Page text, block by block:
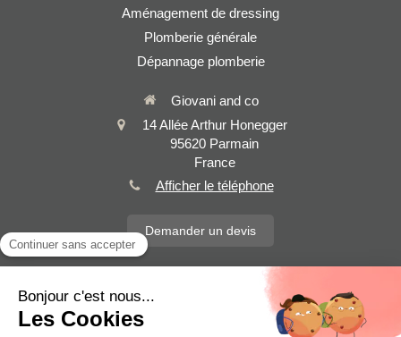
Aménagement de dressing
Plomberie générale
Dépannage plomberie
Giovani and co
14 Allée Arthur Honegger
95620 Parmain
France
Afficher le téléphone
Demander un devis